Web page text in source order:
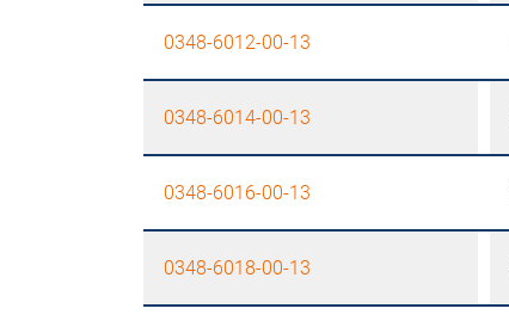
0348-6012-00-13
0348-6014-00-13
0348-6016-00-13
0348-6018-00-13